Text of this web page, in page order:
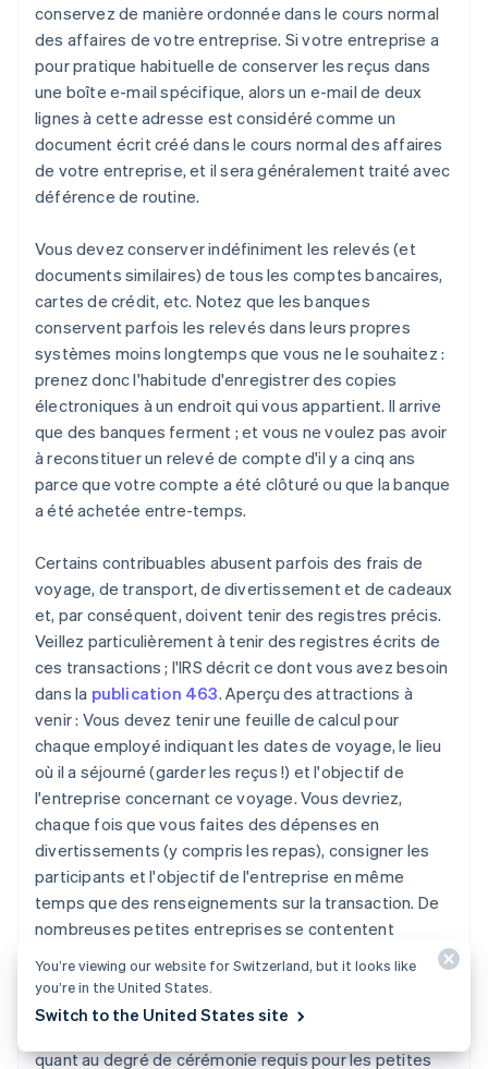
conservez de manière ordonnée dans le cours normal
des affaires de votre entreprise. Si votre entreprise a
pour pratique habituelle de conserver les reçus dans
une boîte e-mail spécifique, alors un e-mail de deux
lignes à cette adresse est considéré comme un
document écrit créé dans le cours normal des affaires
de votre entreprise, et il sera généralement traité avec
déférence de routine.
Vous devez conserver indéfiniment les relevés (et
documents similaires) de tous les comptes bancaires,
cartes de crédit, etc. Notez que les banques
conservent parfois les relevés dans leurs propres
systèmes moins longtemps que vous ne le souhaitez :
prenez donc l'habitude d'enregistrer des copies
électroniques à un endroit qui vous appartient. Il arrive
que des banques ferment ; et vous ne voulez pas avoir
à reconstituer un relevé de compte d'il y a cinq ans
parce que votre compte a été clôturé ou que la banque
a été achetée entre-temps.
Certains contribuables abusent parfois des frais de
voyage, de transport, de divertissement et de cadeaux
et, par conséquent, doivent tenir des registres précis.
Veillez particulièrement à tenir des registres écrits de
ces transactions ; l'IRS décrit ce dont vous avez besoin
dans la publication 463. Aperçu des attractions à
venir : Vous devez tenir une feuille de calcul pour
chaque employé indiquant les dates de voyage, le lieu
où il a séjourné (garder les reçus !) et l'objectif de
l'entreprise concernant ce voyage. Vous devriez,
chaque fois que vous faites des dépenses en
divertissements (y compris les repas), consigner les
participants et l'objectif de l'entreprise en même
temps que des renseignements sur la transaction. De
nombreuses petites entreprises se contentent
Comme pour la plupart des sujets en rapport avec les
quant au degré de cérémonie requis pour les petites
You’re viewing our website for Switzerland, but it looks like
you’re in the United States.
Switch to the United States site